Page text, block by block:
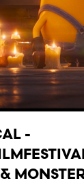
-